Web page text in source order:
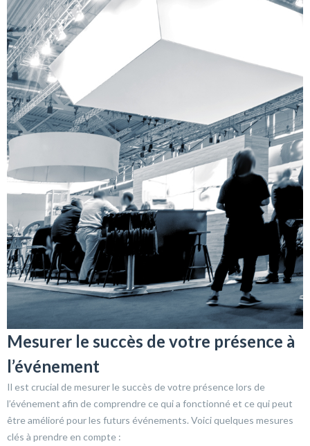
Mesurer le succès de votre présence à
l’événement
Il est crucial de mesurer le succès de votre présence lors de
l’événement afin de comprendre ce qui a fonctionné et ce qui peut
être amélioré pour les futurs événements. Voici quelques mesures
clés à prendre en compte :